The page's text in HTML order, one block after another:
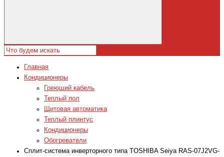
Главная
Кондиционеры
Греющий кабель
Теплый пол
Щитовая автоматика
Теплый плинтус
Кондиционеры
Обогреватели
Сплит-система инверторного типа TOSHIBA Seiya RAS-07J2VG-